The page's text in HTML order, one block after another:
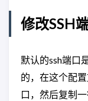
修改SSH
默认的ssh端口
的，在这个配
口，然后复制